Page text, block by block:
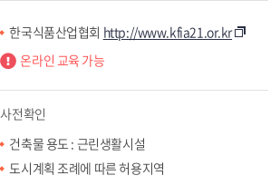
한국식품산업협회 http://www.kfia21.or.kr
온라인 교육 가능
사전확인
건축물 용도 : 근린생활시설
도시계획 조례에 따른 허용지역